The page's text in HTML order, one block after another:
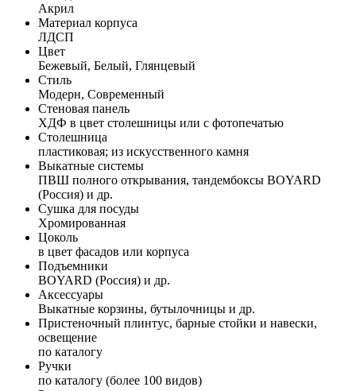
Акрил
Материал корпуса
ЛДСП
Цвет
Бежевый, Белый, Глянцевый
Стиль
Модерн, Современный
Стеновая панель
ХДФ в цвет столешницы или с фотопечатью
Столешница
пластиковая; из искусственного камня
Выкатные системы
ПВШ полного открывания, тандембоксы BOYARD
(Россия) и др.
Сушка для посуды
Хромированная
Цоколь
в цвет фасадов или корпуса
Подъемники
BOYARD (Россия) и др.
Аксессуары
Выкатные корзины, бутылочницы и др.
Пристеночный плинтус, барные стойки и навески,
освещение
по каталогу
Ручки
по каталогу (более 100 видов)